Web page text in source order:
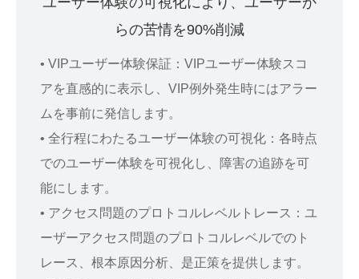
らの苦情を90%削減
• VIPユーザー体験保証：VIPユーザー体験スコ
アを直感的に表示し、VIP例外発生時にはアラー
ムを事前に発信します。
• 全行程にわたるユーザー体験の可視化：各時点
でのユーザー体験を可視化し、障害の追跡を可
能にします。
• アクセス問題のプロトコルレベルトレース：ユ
ーザーアクセス問題のプロトコルレベルでのト
レース、根本原因分析、是正策を提供します。